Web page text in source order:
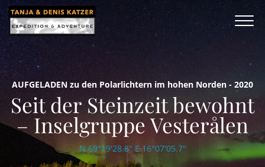
AUFGELADEN zu den Polarlichtern im hohen Norden - 2020
Seit der Steinzeit bewohnt
– Inselgruppe Vesterålen
N 69°19'28.8" E 16°07'05.7"